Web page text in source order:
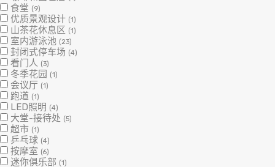
食堂 (9)
优质景观设计 (1)
山茶花休息区 (1)
室内游泳池 (23)
封闭式停车场 (4)
看门人 (3)
冬季花园 (1)
会议厅 (1)
跑道 (1)
LED照明 (4)
大堂-接待处 (5)
超市 (1)
乒乓球 (4)
按摩室 (6)
迷你俱乐部 (1)